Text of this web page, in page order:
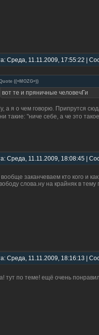
Среда, 11.11.2009, 17:55:22 |
((=MOZG=))
вот те и пряничные человечГи
а я о чем говорю. Припрутся
такие: "ниче себе, а че это
Среда, 11.11.2009, 18:08:45 |
вообще заканчеваем кто кого и
слова.ну на крайняк в тему
Среда, 11.11.2009, 18:16:13 |
тут по теме! ещё очень